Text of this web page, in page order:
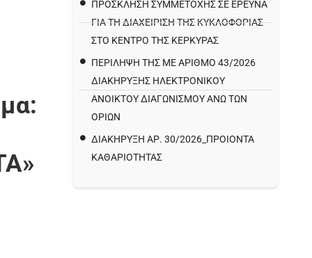
ΠΡΌΣΚΛΗΣΗ ΣΥΜΜΕΤΟΧΉΣ ΣΕ ΈΡΕΥΝΑ
ΓΙΑ ΤΗ ΔΙΑΧΕΊΡΙΣΗ ΤΗΣ ΚΥΚΛΟΦΟΡΊΑΣ
ΣΤΟ ΚΈΝΤΡΟ ΤΗΣ ΚΈΡΚΥΡΑΣ
ΠΕΡΙΛΗΨΗ ΤΗΣ ΜΕ ΑΡΙΘΜΟ 43/2026
ΔΙΑΚΗΡΥΞΗΣ ΗΛΕΚΤΡΟΝΙΚΟΥ
ΑΝΟΙΚΤΟΥ ΔΙΑΓΩΝΙΣΜΟΥ ΑΝΩ ΤΩΝ
ΟΡΙΩΝ
ΔΙΑΚΉΡΥΞΗ ΑΡ. 30/2026_ΠΡΟΙΌΝΤΑ
ΚΑΘΑΡΙΌΤΗΤΑΣ